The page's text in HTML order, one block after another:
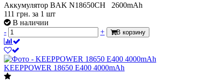
Аккумулятор BAK N18650CH 2600mAh
111 грн. за 1 шт
В наличии
-
+ В корзину
KEEPPOWER 18650 E400 4000mAh